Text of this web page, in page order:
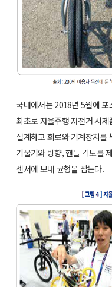
국내에서는 2018년 5월에
최초로 자율주행 자전거 시
설계하고 회로와 기계장치를
기울기와 방향, 핸들 각도를
센서에 보내 균형을 잡는다.